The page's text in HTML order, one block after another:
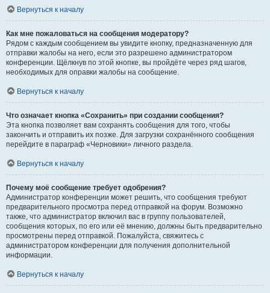
Вернуться к началу
Как мне пожаловаться на сообщения модератору?
Рядом с каждым сообщением вы увидите кнопку, предназначенную для
отправки жалобы на него, если это разрешено администратором
конференции. Щёлкнув по этой кнопке, вы пройдёте через ряд шагов,
необходимых для оправки жалобы на сообщение.
Вернуться к началу
Что означает кнопка «Сохранить» при создании сообщения?
Эта кнопка позволяет вам сохранять сообщения для того, чтобы
закончить и отправить их позже. Для загрузки сохранённого сообщения
перейдите в параграф «Черновики» личного раздела.
Вернуться к началу
Почему моё сообщение требует одобрения?
Администратор конференции может решить, что сообщения требуют
предварительного просмотра перед отправкой на форум. Возможно
также, что администратор включил вас в группу пользователей,
сообщения которых, по его или её мнению, должны быть предварительно
просмотрены перед отправкой. Пожалуйста, свяжитесь с
администратором конференции для получения дополнительной
информации.
Вернуться к началу